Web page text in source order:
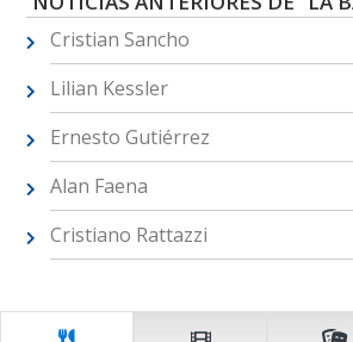
Cristian Sancho
Lilian Kessler
Ernesto Gutiérrez
Alan Faena
Cristiano Rattazzi